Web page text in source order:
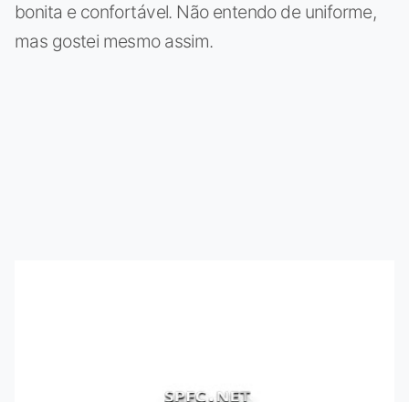
bonita e confortável. Não entendo de uniforme,
mas gostei mesmo assim.